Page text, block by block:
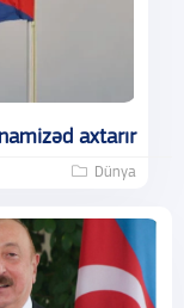
axtarır
Dünya